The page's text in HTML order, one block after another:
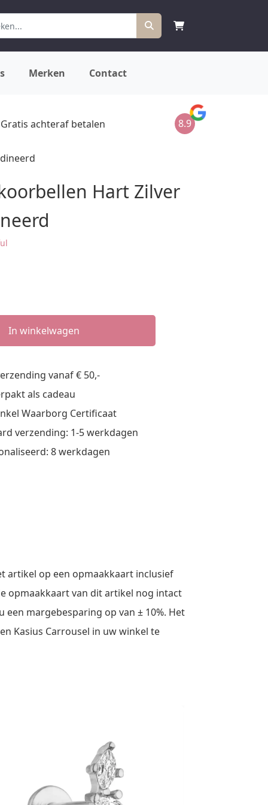
Merken Contact
Gratis achteraf betalen 8.9
Hart Zilver
In winkelwagen
vanaf € 50,-
als cadeau
Waarborg Certificaat
verzending: 1-5 werkdagen
8 werkdagen
artikel op een opmaakkaart inclusief
opmaakkaart van dit artikel nog intact
margebesparing op van ± 10%. Het
Kasius Carrousel in uw winkel te